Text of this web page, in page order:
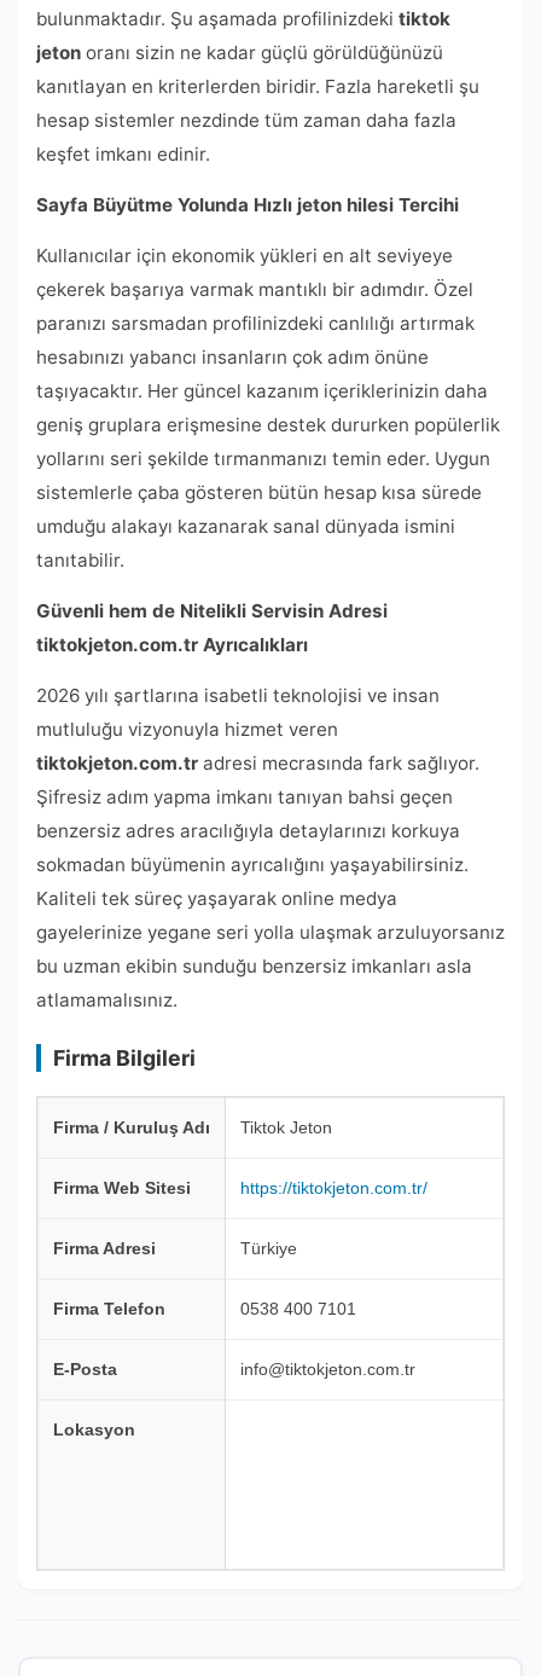
bulunmaktadır. Şu aşamada profilinizdeki tiktok
jeton oranı sizin ne kadar güçlü görüldüğünüzü
kanıtlayan en kriterlerden biridir. Fazla hareketli şu
hesap sistemler nezdinde tüm zaman daha fazla
keşfet imkanı edinir.
Sayfa Büyütme Yolunda Hızlı jeton hilesi Tercihi
Kullanıcılar için ekonomik yükleri en alt seviyeye
çekerek başarıya varmak mantıklı bir adımdır. Özel
paranızı sarsmadan profilinizdeki canlılığı artırmak
hesabınızı yabancı insanların çok adım önüne
taşıyacaktır. Her güncel kazanım içeriklerinizin daha
geniş gruplara erişmesine destek dururken popülerlik
yollarını seri şekilde tırmanmanızı temin eder. Uygun
sistemlerle çaba gösteren bütün hesap kısa sürede
umduğu alakayı kazanarak sanal dünyada ismini
tanıtabilir.
Güvenli hem de Nitelikli Servisin Adresi
tiktokjeton.com.tr Ayrıcalıkları
2026 yılı şartlarına isabetli teknolojisi ve insan
mutluluğu vizyonuyla hizmet veren
tiktokjeton.com.tr adresi mecrasında fark sağlıyor.
Şifresiz adım yapma imkanı tanıyan bahsi geçen
benzersiz adres aracılığıyla detaylarınızı korkuya
sokmadan büyümenin ayrıcalığını yaşayabilirsiniz.
Kaliteli tek süreç yaşayarak online medya
gayelerinize yegane seri yolla ulaşmak arzuluyorsanız
bu uzman ekibin sunduğu benzersiz imkanları asla
atlamamalısınız.
Firma Bilgileri
Firma / Kuruluş Adı Tiktok Jeton
Firma Web Sitesi https://tiktokjeton.com.tr/
Firma Adresi Türkiye
Firma Telefon 0538 400 7101
E-Posta info@tiktokjeton.com.tr
Lokasyon